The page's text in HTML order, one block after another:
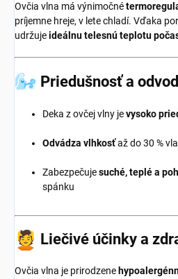
Ovčia vlna má výnimočné
príjemne hreje, v lete chladí. Vďaka
udržujeideálnu telesnú teplotu
Priedušnosť a
Deka z ovčej vlny jevysoko
Odvádza vlhkosťaž do 30 %
Zabezpečujesuché, teplé a
spánku
Liečivé účinky a
Ovčia vlna je prirodzene